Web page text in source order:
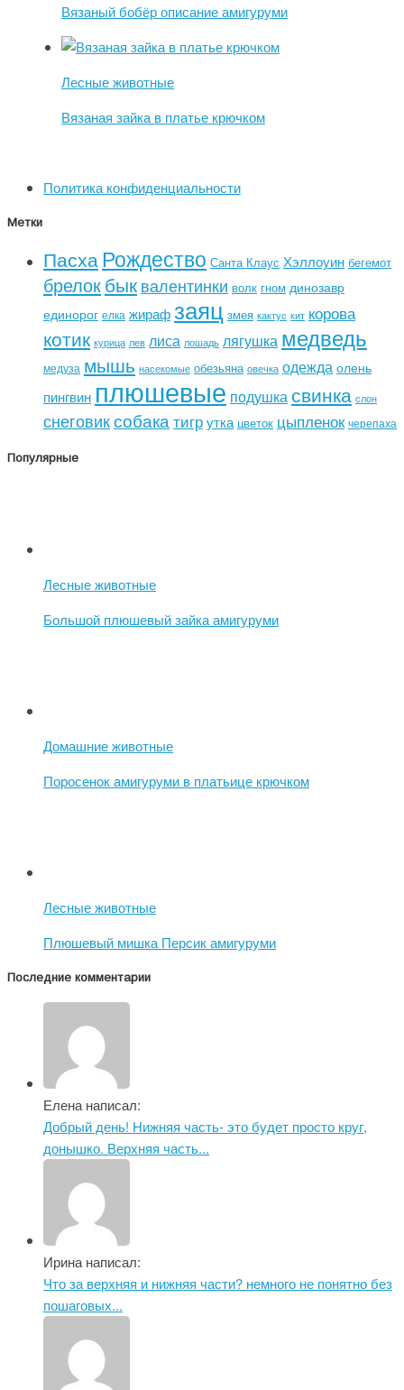
Вязаный бобёр описание амигуруми
Лесные животные
Вязаная зайка в платье крючком
Политика конфиденциальности
Метки
ПасхаРождество Санта Клаус Хэллоуин бегемот
брелокбыквалентинки волк гном динозавр
единорог елка жирафзаяц змея кактус кит корова
котик курица лев лиса лошадь лягушка медведь
медуза мышь насекомые обезьяна овечка одежда олень
пингвин плюшевые подушка свинка слон
снеговиксобака тигрутка цветок цыпленок черепаха
Популярные
Лесные животные
Большой плюшевый зайка амигуруми
Домашние животные
Поросенок амигуруми в платьице крючком
Лесные животные
Плюшевый мишка Персик амигуруми
Последние комментарии
Елена написал:
Добрый день! Нижняя часть- это будет просто круг,
донышко. Верхняя часть...
Ирина написал:
Что за верхняя и нижняя части? немного не понятно без
пошаговых...